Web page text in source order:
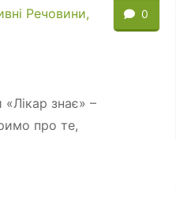
Речовини
«Лікар знає» –
про те,
0